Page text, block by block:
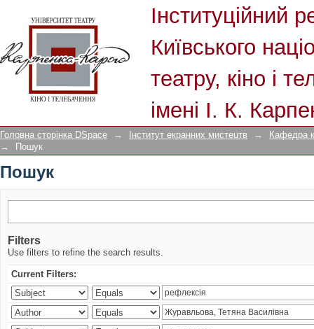
Інституційний
Київського
театру, кіно і
імені І. К.
Головна сторінка DSpace → Інститут екранних мистецтв →
Кафедра
→
Пошук
Пошук
Filters
Use filters to refine the search results.
Current Filters: